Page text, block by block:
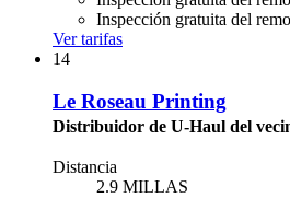
Inspección gratuita del
Ver tarifas
14
Le Roseau Printing
Distribuidor de U-Haul del
Distancia
2.9 MILLAS